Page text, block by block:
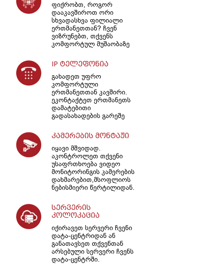
ფიქრობთ, როგორ
დააკავშიროთ ორი
სხვადასხვა ფილიალი
ერთმანეთთან? ჩვენ
ვიზრუნებთ, თქვენს
კომფორტულ მუშაობაზე
IP ტელეფონია
გახადეთ უფრო
კომფორტული
ერთმანეთთან კავშირი.
ეკონტაქტეთ ერთმანეთს
დამატებითი
გადასახადების გარეშე
კამერების მონტაჟი
იყავი მშვიდად.
აკონტროლეთ თქვენი
უსაფრთხოება ვიდეო
მონიტორინგის კამერების
დახმარებით,მსოფლიოს
ნებისმიერი წერტილიდან.
სერვერის
კოლოკაცია
იქირავეთ სერვერი ჩვენი
დატა-ცენტრიდან ან
განათავსეთ თქვენთან
არსებული სერვერი ჩვენს
დატა-ცენტრში.